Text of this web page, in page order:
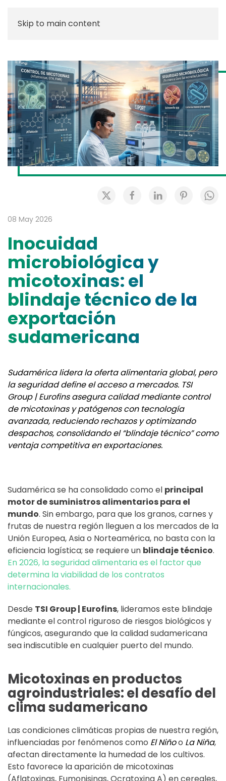
Skip to main content
08 May 2026
Inocuidad
microbiológica y
micotoxinas: el
blindaje técnico de la
exportación
sudamericana
Sudamérica lidera la oferta alimentaria global, pero
la seguridad define el acceso a mercados. TSI
Group | Eurofins asegura calidad mediante control
de micotoxinas y patógenos con tecnología
avanzada, reduciendo rechazos y optimizando
despachos, consolidando el “blindaje técnico” como
ventaja competitiva en exportaciones.
Sudamérica se ha consolidado como el principal
motor de suministros alimentarios para el
mundo. Sin embargo, para que los granos, carnes y
frutas de nuestra región lleguen a los mercados de la
Unión Europea, Asia o Norteamérica, no basta con la
eficiencia logística; se requiere un blindaje técnico.
En 2026, la seguridad alimentaria es el factor que
determina la viabilidad de los contratos
internacionales.
Desde TSI Group | Eurofins, lideramos este blindaje
mediante el control riguroso de riesgos biológicos y
fúngicos, asegurando que la calidad sudamericana
sea indiscutible en cualquier puerto del mundo.
Micotoxinas en productos
agroindustriales: el desafío del
clima sudamericano
Las condiciones climáticas propias de nuestra región,
influenciadas por fenómenos como El Niñoo La Niña,
afectan directamente la humedad de los cultivos.
Esto favorece la aparición de micotoxinas